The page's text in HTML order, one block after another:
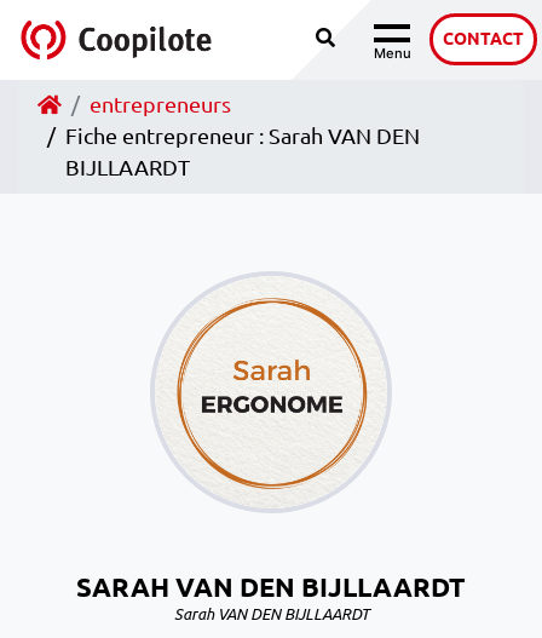
Accéder au contenu Recherche
MenuNavigation
CONTACT
Accueilentrepreneurs
Fiche entrepreneur : Sarah VAN DEN
BIJLLAARDT
SARAH VAN DEN BIJLLAARDT
Sarah VAN DEN BIJLLAARDT